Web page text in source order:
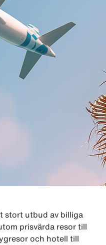
stort utbud av billiga
prisvärda resor till
och hotell till